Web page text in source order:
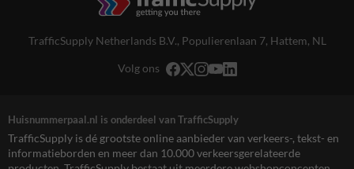
TrafficSupply Netherlands B.V., Populierenlaan 7, Hattem, NL
Volg ons
Huisnummerpaal.nl is onderdeel van TrafficSupply
TrafficSupply is dé grootste online aanbieder van verkeers-, tekst- en
informatieborden en meer dan 10.000 verkeersgerelateerde